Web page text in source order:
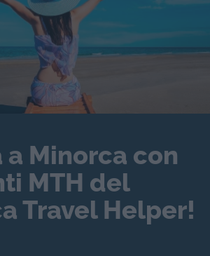
a Minorca con
MTH del
Travel Helper!